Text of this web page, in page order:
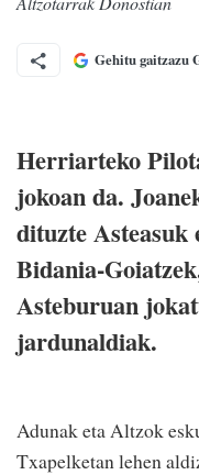
Gehitu gaitzazu
Herriarteko
jokoan da.
dituzte
Bidania-
Asteburuan
jardunaldiak.
Adunak eta Altzok
Txapelketan lehen